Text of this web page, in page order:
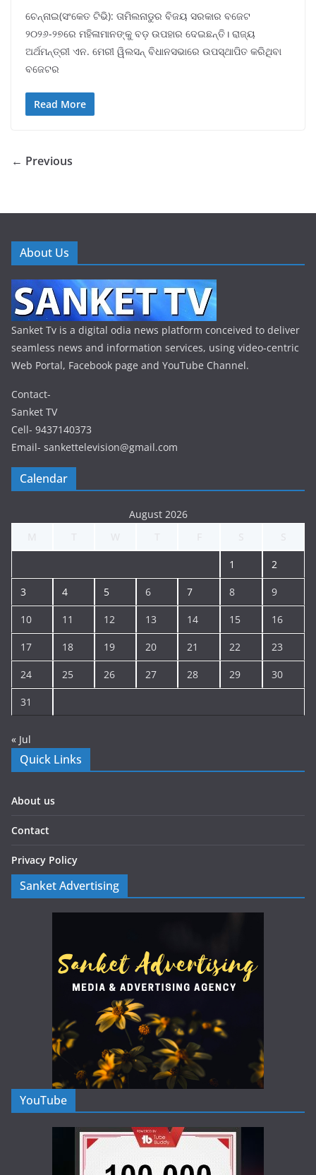
ଚେନ୍ନାଇ(ସଂକେତ ଟିଭି): ତାମିଲନାଡୁର ବିଜୟ ସରକାର ବଜେଟ
୨୦୨୬-୨୭ରେ ମହିଳାମାନଙ୍କୁ ବଡ଼ ଉପହାର ଦେଇଛନ୍ତି। ରାଜ୍ୟ
ଅର୍ଥମନ୍ତ୍ରୀ ଏନ. ମେରୀ ୱିଲସନ୍ ବିଧାନସଭାରେ ଉପସ୍ଥାପିତ କରିଥିବା
ବଜେଟର
Read More
← Previous
About Us
Sanket Tv is a digital odia news platform conceived to deliver
seamless news and information services, using video-centric
Web Portal, Facebook page and YouTube Channel.
Contact-
Sanket TV
Cell- 9437140373
Email- sankettelevision@gmail.com
Calendar
August 2026
1 2
3 4 5 6 7 8 9
10 11 12 13 14 15 16
17 18 19 20 21 22 23
24 25 26 27 28 29 30
31
« Jul
Quick Links
About us
Contact
Privacy Policy
Sanket Advertising
YouTube